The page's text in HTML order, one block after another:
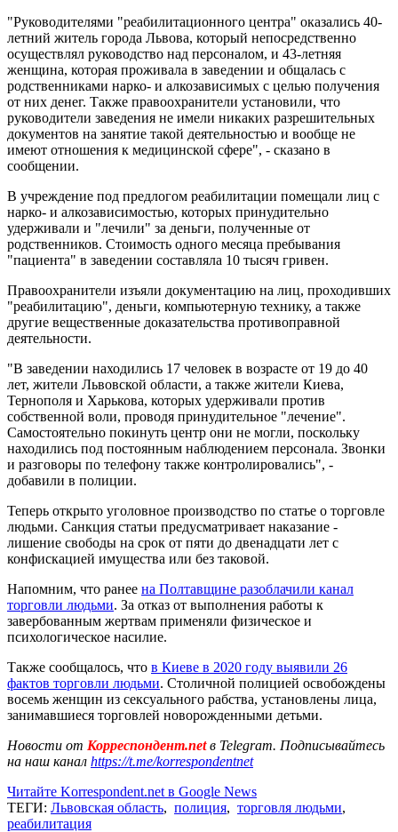
"Руководителями "реабилитационного центра" оказались 40-
летний житель города Львова, который непосредственно
осуществлял руководство над персоналом, и 43-летняя
женщина, которая проживала в заведении и общалась с
родственниками нарко- и алкозависимых с целью получения
от них денег. Также правоохранители установили, что
руководители заведения не имели никаких разрешительных
документов на занятие такой деятельностью и вообще не
имеют отношения к медицинской сфере", - сказано в
сообщении.
В учреждение под предлогом реабилитации помещали лиц с
нарко- и алкозависимостью, которых принудительно
удерживали и "лечили" за деньги, полученные от
родственников. Стоимость одного месяца пребывания
"пациента" в заведении составляла 10 тысяч гривен.
Правоохранители изъяли документацию на лиц, проходивших
"реабилитацию", деньги, компьютерную технику, а также
другие вещественные доказательства противоправной
деятельности.
"В заведении находились 17 человек в возрасте от 19 до 40
лет, жители Львовской области, а также жители Киева,
Тернополя и Харькова, которых удерживали против
собственной воли, проводя принудительное "лечение".
Самостоятельно покинуть центр они не могли, поскольку
находились под постоянным наблюдением персонала. Звонки
и разговоры по телефону также контролировались", -
добавили в полиции.
Теперь открыто уголовное производство по статье о торговле
людьми. Санкция статьи предусматривает наказание -
лишение свободы на срок от пяти до двенадцати лет с
конфискацией имущества или без таковой.
Напомним, что ранее на Полтавщине разоблачили канал
торговли людьми. За отказ от выполнения работы к
завербованным жертвам применяли физическое и
психологическое насилие.
Также сообщалось, что в Киеве в 2020 году выявили 26
фактов торговли людьми. Столичной полицией освобождены
восемь женщин из сексуального рабства, установлены лица,
занимавшиеся торговлей новорожденными детьми.
Новости от Корреспондент.netв Telegram. Подписывайтесь
на наш канал https://t.me/korrespondentnet
Читайте Korrespondent.net в Google News
ТЕГИ: Львовская область, полиция, торговля людьми,
реабилитация